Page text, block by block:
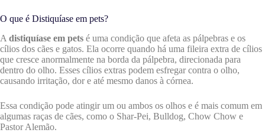
O que é Distiquíase em pets?
A distiquíase em pets é uma condição que afeta as pálpebras e os
cílios dos cães e gatos. Ela ocorre quando há uma fileira extra de cílios
que cresce anormalmente na borda da pálpebra, direcionada para
dentro do olho. Esses cílios extras podem esfregar contra o olho,
causando irritação, dor e até mesmo danos à córnea.
Essa condição pode atingir um ou ambos os olhos e é mais comum em
algumas raças de cães, como o Shar-Pei, Bulldog, Chow Chow e
Pastor Alemão.